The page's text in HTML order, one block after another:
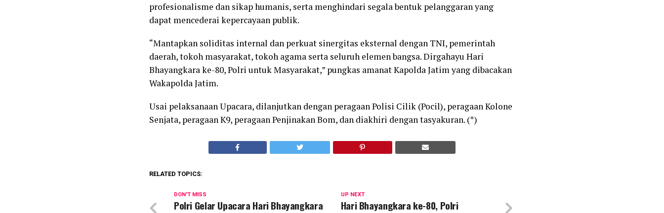
profesionalisme dan sikap humanis, serta menghindari segala bentuk pelanggaran yang
dapat mencederai kepercayaan publik.
“Mantapkan soliditas internal dan perkuat sinergitas eksternal dengan TNI, pemerintah
daerah, tokoh masyarakat, tokoh agama serta seluruh elemen bangsa. Dirgahayu Hari
Bhayangkara ke-80, Polri untuk Masyarakat,” pungkas amanat Kapolda Jatim yang dibacakan
Wakapolda Jatim.
Usai pelaksanaan Upacara, dilanjutkan dengan peragaan Polisi Cilik (Pocil), peragaan Kolone
Senjata, peragaan K9, peragaan Penjinakan Bom, dan diakhiri dengan tasyakuran. (*)
RELATED TOPICS:
UP NEXT
Hari Bhayangkara ke-80, Polri
DON'T MISS
Polri Gelar Upacara Hari Bhayangkara